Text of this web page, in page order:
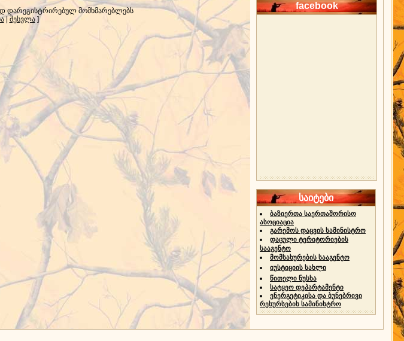
დარეგისტრირებულ მომხმარებლებს
| შესვლა]
facebook
საიტები
ბაზიერთა საერთაშორისო
ასოციაცია
გარემოს დაცვის სამინისტრო
დაცული ტერიტორიების
სააგენტო
მომსახურების სააგენტო
იუსტიციის სახლი
წითელი ნუსხა
სატყეო დეპარტამენტი
ენერგეტიკისა და ბუნებრივი
რესურსების სამინისტრო